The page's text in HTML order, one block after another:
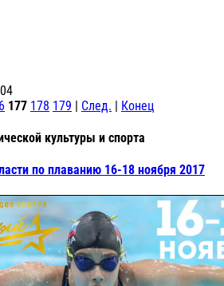
177 178 179 | След. | Конец
культуры и спорта
по плаванию 16-18 ноября 2017